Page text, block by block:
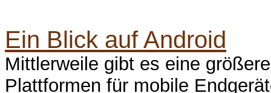
Ein Blick auf Android
Mittlerweile gibt es eine
Plattformen für mobile